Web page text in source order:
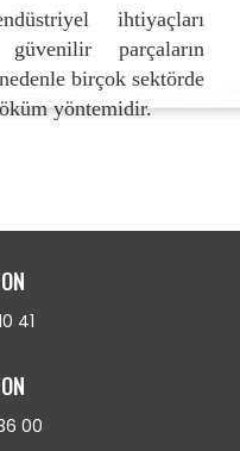
ihtiyaçları
parçaların
birçok sektörde
yöntemidir.
41
00